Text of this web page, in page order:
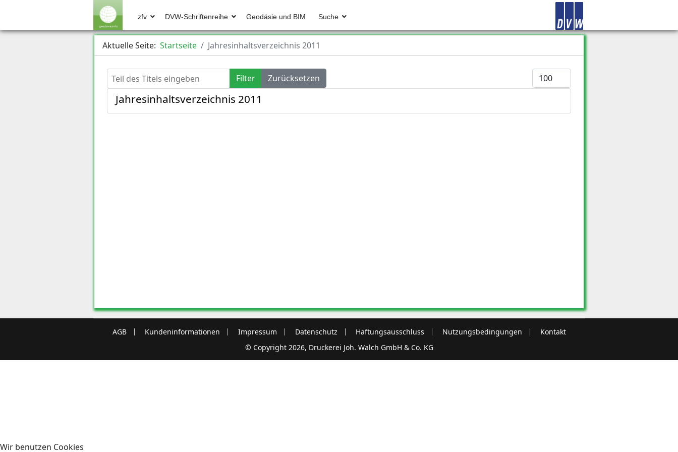
zfv DVW-Schriftenreihe Geodäsie und BIM Suche
Aktuelle Seite: Startseite Jahresinhaltsverzeichnis 2011
Teil des Titels eingeben Filter Zurücksetzen Anzeige #
Jahresinhaltsverzeichnis 2011
AGB Kundeninformationen Impressum Datenschutz Haftungsausschluss Nutzungsbedingungen
Kontakt
© Copyright 2026, Druckerei Joh. Walch GmbH & Co. KG
Wir benutzen Cookies